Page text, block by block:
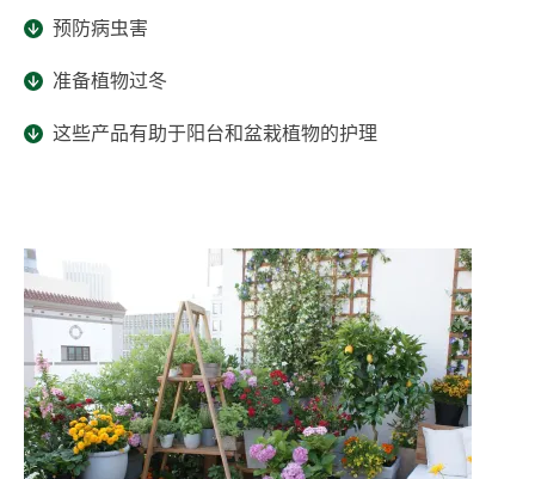
预防病虫害
准备植物过冬
这些产品有助于阳台和盆栽植物的护理